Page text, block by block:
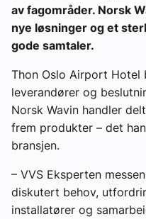
av fagområder. Norsk
nye løsninger og et
gode samtaler.
Thon Oslo Airport
leverandører og
Norsk Wavin handler
frem produkter – det
bransjen.
– VVS Eksperten
diskutert behov,
installatører og